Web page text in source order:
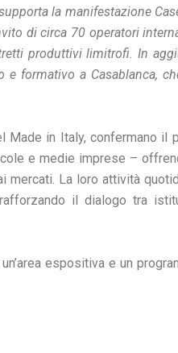
la manifestazione
di circa 70 operatori
produttivi limitrofi. In
formativo a Casablanca,
in Italy, confermano il
e medie imprese –
mercati. La loro attività
il dialogo tra
espositiva e un